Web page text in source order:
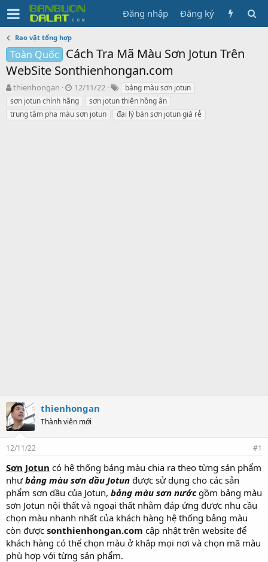
Đăng nhập Đăng ký
Rao vặt tổng hợp
Toàn Quốc Cách Tra Mã Màu Sơn Jotun Trên
WebSite Sonthienhongan.com
N
g
ư
ờ
thienhongan
N
g
à
y
12/11/22
T
ừ
k
h
bảng màu sơn jotun
sơn jotun chính hãng
sơn jotun thiên hồng ân
trung tâm pha màu sơn jotun
đại lý bán sơn jotun giá rẻ
thienhongan
Thành viên mới
12/11/22 #1
Sơn Jotun có hệ thống bảng màu chia ra theo từng sản phẩm
nhưbảng màu sơn dầu Jotun được sử dụng cho các sản
phẩm sơn dầu của Jotun, bảng màu sơn nướcgồm bảng màu
sơn Jotun nội thất và ngoại thất nhằm đáp ứng được nhu cầu
chọn màu nhanh nhất của khách hàng hệ thống bảng màu
còn được sonthienhongan.com cập nhật trên website để
khách hàng có thể chọn màu ở khắp mọi nơi và chọn mã màu
phù hợp với từng sản phẩm.